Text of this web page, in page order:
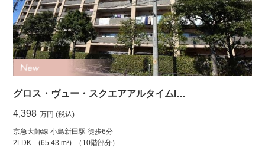
グロス・ヴュー・スクエアアルタイムI…
4,398 万円 (税込)
京急大師線 小島新田駅 徒歩6分
2LDK
(65.43 m²) （10階部分）